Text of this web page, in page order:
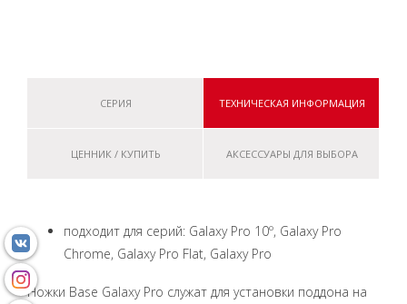
СЕРИЯ ТЕХНИЧЕСКАЯ ИНФОРМАЦИЯ
ЦЕННИК / КУПИТЬ АКСЕССУАРЫ ДЛЯ ВЫБОРА
подходит для серий: Galaxy Pro 10º, Galaxy Pro
Chrome, Galaxy Pro Flat, Galaxy Pro
Ножки Base Galaxy Pro служат для установки поддона на